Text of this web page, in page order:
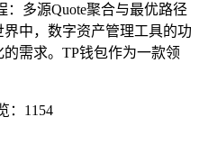
：多源Quote聚合与最优路径
中，数字资产管理工具的功
需求。TP钱包作为一款领
：1154